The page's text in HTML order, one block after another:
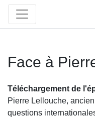
Face à
Téléchargement de
Pierre Lellouche,
questions